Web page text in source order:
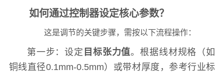
如何通过控制器设定核心参数？
这是调节的关键步骤，需按以下流程操作：
第一步：设定 目标张力值。根据线材规格（如
铜线直径0.1mm-0.5mm）或带材厚度，参考行业标